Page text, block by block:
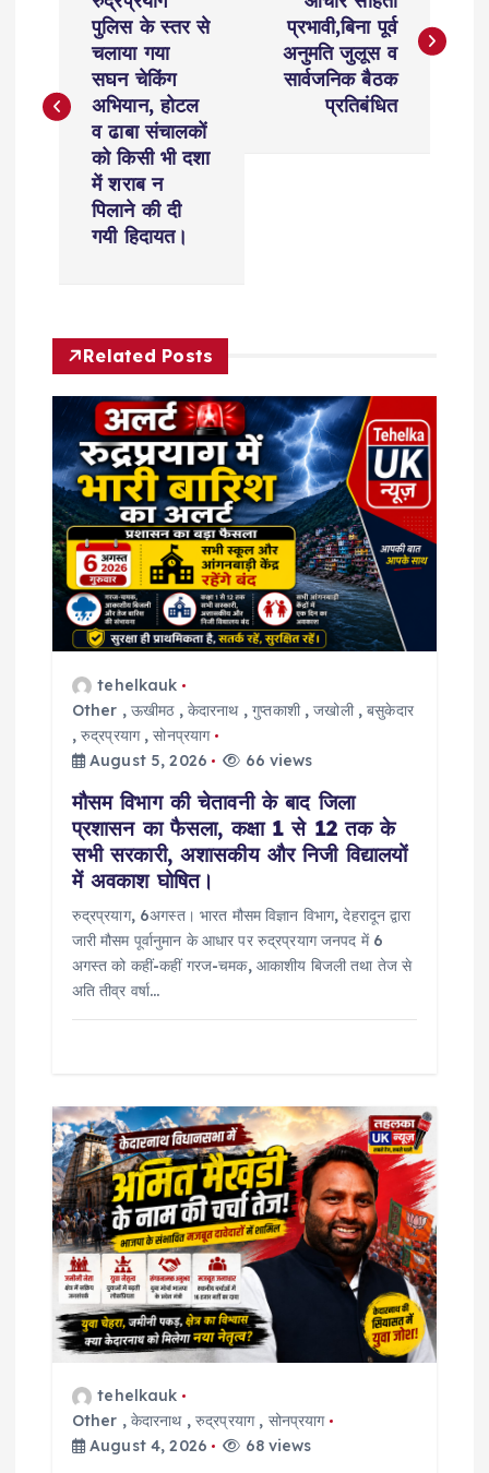
t
g
a
t
o
n
पुलिस के स्तर से
चलाया गया
सघन चेकिंग
अभियान, होटल
व ढाबा संचालकों
को किसी भी दशा
में शराब न
पिलाने की दी
गयी हिदायत।
प्रभावी,बिना पूर्व
अनुमति जुलूस व
सार्वजनिक बैठक
प्रतिबंधित
Related Posts
tehelkauk
Other , ऊखीमठ, केदारनाथ,गुप्तकाशी,जखोली,बसुकेदार
,रुद्रप्रयाग,सोनप्रयाग
August 5, 2026
66 views
मौसम विभाग की चेतावनी के बाद जिला
प्रशासन का फैसला, कक्षा 1 से 12 तक के
सभी सरकारी, अशासकीय और निजी विद्यालयों
में अवकाश घोषित।
रुद्रप्रयाग, 6अगस्त। भारत मौसम विज्ञान विभाग, देहरादून द्वारा
जारी मौसम पूर्वानुमान के आधार पर रुद्रप्रयाग जनपद में 6
अगस्त को कहीं-कहीं गरज-चमक, आकाशीय बिजली तथा तेज से
अति तीव्र वर्षा…
tehelkauk
Other , केदारनाथ,रुद्रप्रयाग, सोनप्रयाग
August 4, 2026
68 views